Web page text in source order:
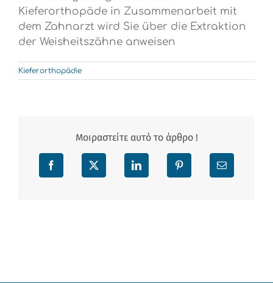
Kieferorthopäde in Zusammenarbeit mit
dem Zahnarzt wird Sie über die Extraktion
der Weisheitszähne anweisen
Kieferorthopädie
Μοιραστείτε αυτό το άρθρο !
Facebook X LinkedIn Pinterest Email